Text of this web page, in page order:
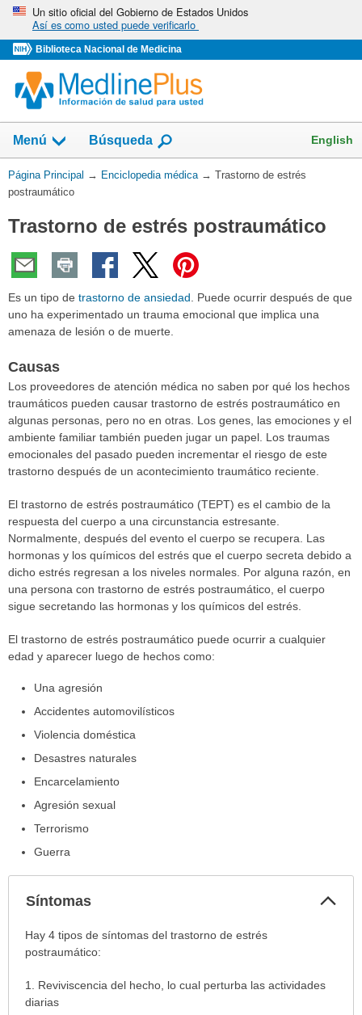
Omita
vaya
al
Contenido
Un sitio oficial del Gobierno de Estados Unidos
Así es como usted puede verificarlo
Biblioteca Nacional de Medicina
Menú Búsqueda English
Usted
está
Página Principal → Enciclopedia médica → Trastorno de estrés
postraumático
Trastorno de estrés postraumático
Es un tipo de trastorno de ansiedad. Puede ocurrir después de que
uno ha experimentado un trauma emocional que implica una
amenaza de lesión o de muerte.
Causas
Los proveedores de atención médica no saben por qué los hechos
traumáticos pueden causar trastorno de estrés postraumático en
algunas personas, pero no en otras. Los genes, las emociones y el
ambiente familiar también pueden jugar un papel. Los traumas
emocionales del pasado pueden incrementar el riesgo de este
trastorno después de un acontecimiento traumático reciente.
El trastorno de estrés postraumático (TEPT) es el cambio de la
respuesta del cuerpo a una circunstancia estresante.
Normalmente, después del evento el cuerpo se recupera. Las
hormonas y los químicos del estrés que el cuerpo secreta debido a
dicho estrés regresan a los niveles normales. Por alguna razón, en
una persona con trastorno de estrés postraumático, el cuerpo
sigue secretando las hormonas y los químicos del estrés.
El trastorno de estrés postraumático puede ocurrir a cualquier
edad y aparecer luego de hechos como:
Una agresión
Accidentes automovilísticos
Violencia doméstica
Desastres naturales
Encarcelamiento
Agresión sexual
Terrorismo
Guerra
Síntomas
Síntomas
extendido.
Hay 4 tipos de síntomas del trastorno de estrés
postraumático:
1. Reviviscencia del hecho, lo cual perturba las actividades
diarias